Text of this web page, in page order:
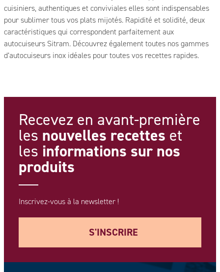
cuisiniers, authentiques et conviviales elles sont indispensables
pour sublimer tous vos plats mijotés. Rapidité et solidité, deux
caractéristiques qui correspondent parfaitement aux
autocuiseurs Sitram. Découvrez également toutes nos gammes
d’autocuiseurs inox idéales pour toutes vos recettes rapides.
Recevez en avant-première
les nouvelles recettes et
les informations sur nos
produits
Inscrivez-vous à la newsletter !
S'INSCRIRE